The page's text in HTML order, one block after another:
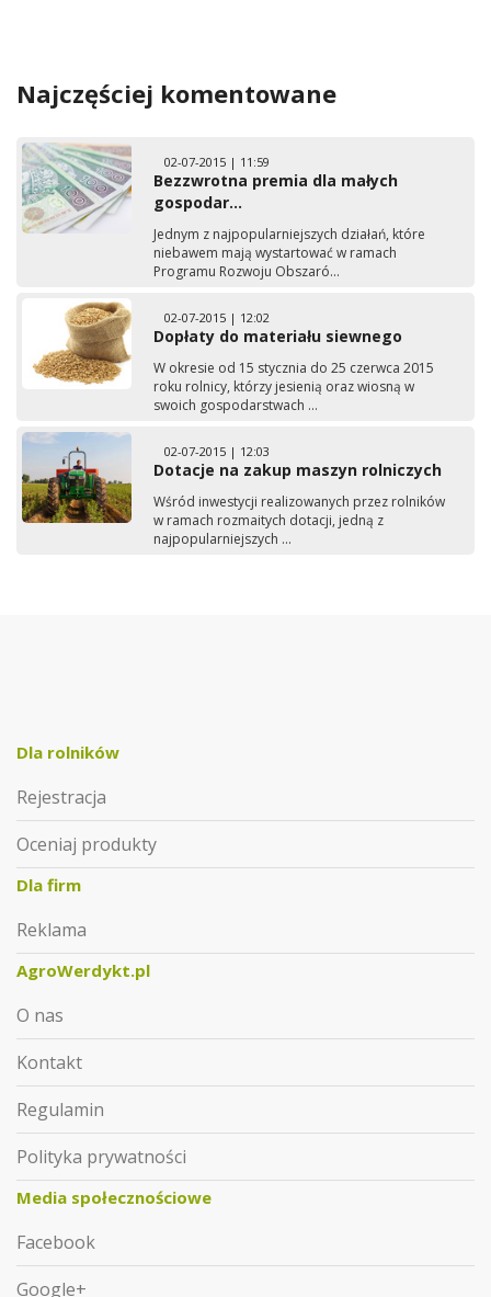
Najczęściej komentowane
02-07-2015 | 11:59
Bezzwrotna premia dla małych
gospodar...
Jednym z najpopularniejszych działań, które
niebawem mają wystartować w ramach
Programu Rozwoju Obszaró...
02-07-2015 | 12:02
Dopłaty do materiału siewnego
W okresie od 15 stycznia do 25 czerwca 2015
roku rolnicy, którzy jesienią oraz wiosną w
swoich gospodarstwach ...
02-07-2015 | 12:03
Dotacje na zakup maszyn rolniczych
Wśród inwestycji realizowanych przez rolników
w ramach rozmaitych dotacji, jedną z
najpopularniejszych ...
Dla rolników
Rejestracja
Oceniaj produkty
Dla firm
Reklama
AgroWerdykt.pl
O nas
Kontakt
Regulamin
Polityka prywatności
Media społecznościowe
Facebook
Google+